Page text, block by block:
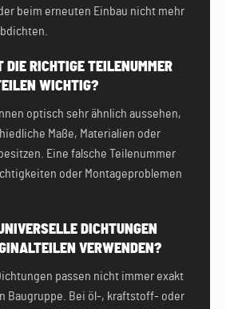
beim erneuten Einbau nicht mehr
DIE RICHTIGE TEILENUMMER
WICHTIG?
optisch sehr ähnlich aussehen,
Maße, Materialien oder
Eine falsche Teilenummer
oder Montageproblemen
DICHTUNGEN
VERWENDEN?
passen nicht immer exakt
Baugruppe. Bei öl-, kraftstoff- oder